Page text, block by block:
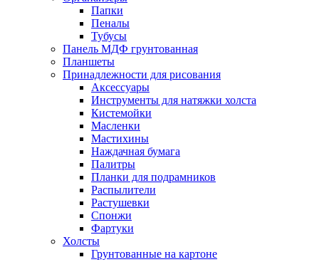
Папки
Пеналы
Тубусы
Панель МДФ грунтованная
Планшеты
Принадлежности для рисования
Аксессуары
Инструменты для натяжки холста
Кистемойки
Масленки
Мастихины
Наждачная бумага
Палитры
Планки для подрамников
Распылители
Растушевки
Спонжи
Фартуки
Холсты
Грунтованные на картоне